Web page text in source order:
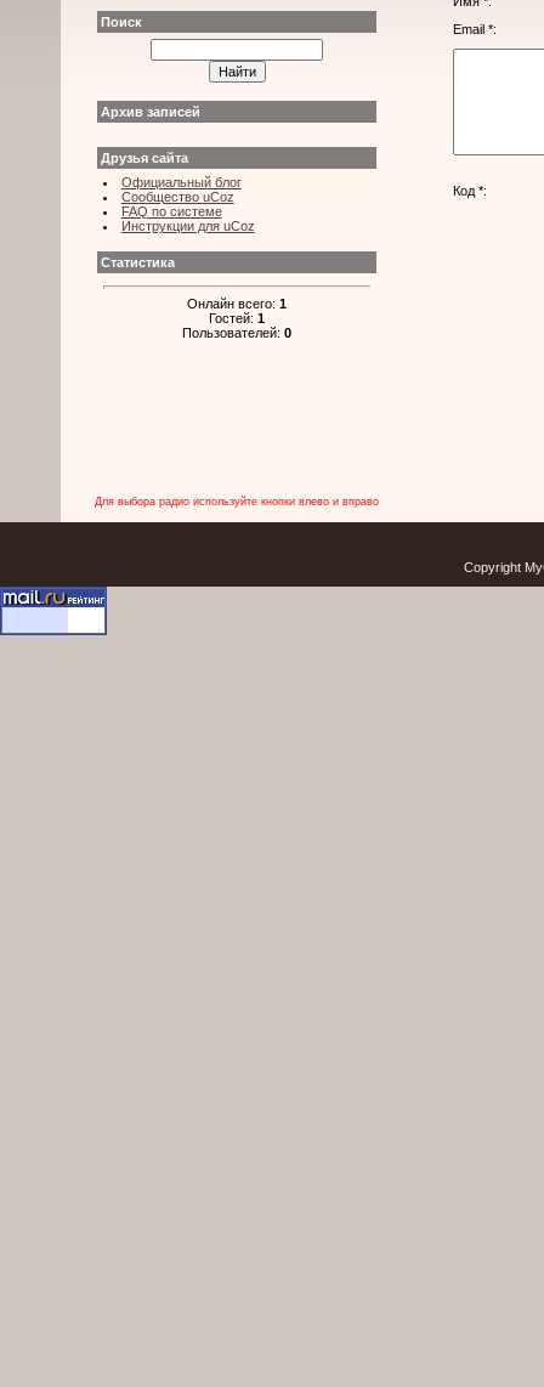
Поиск
Архив записей
Друзья сайта
Официальный блог
Сообщество uCoz
FAQ по системе
Инструкции для uCoz
Статистика
Онлайн всего: 1
Гостей: 1
Пользователей: 0
Для выбора радио используйте кнопки влево и вправо
Email *:
Код *:
Copyright